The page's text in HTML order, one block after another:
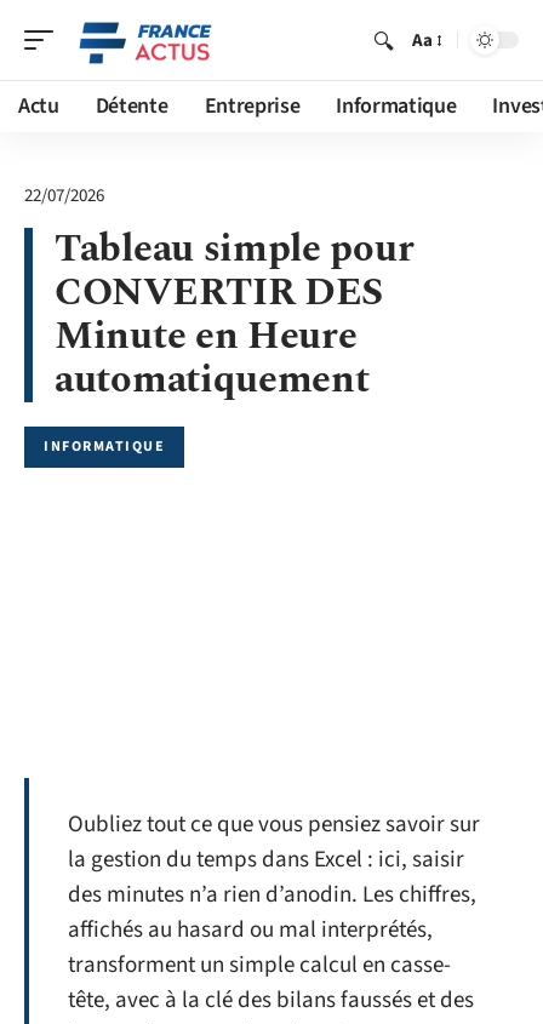
Aa
Actu Détente Entreprise Informatique
22/07/2026
Tableau simple pour
CONVERTIR DES
Minute en Heure
automatiquement
INFORMATIQUE
Oubliez tout ce que vous pensiez savoir sur
la gestion du temps dans Excel : ici, saisir
des minutes n’a rien d’anodin. Les chiffres,
affichés au hasard ou mal interprétés,
transforment un simple calcul en casse-
tête, avec à la clé des bilans faussés et des